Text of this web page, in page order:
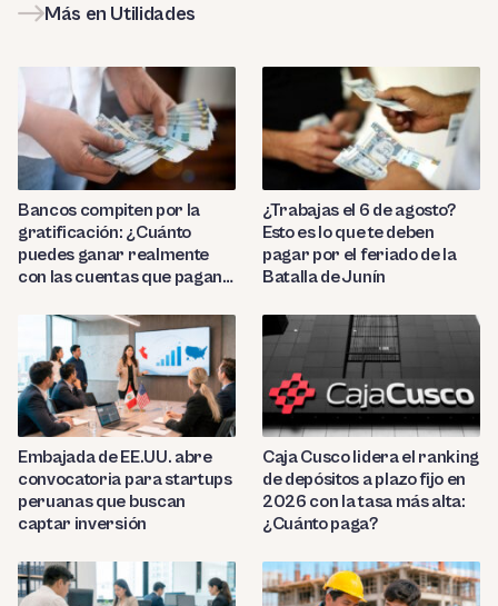
Más en Utilidades
Bancos compiten por la
gratificación: ¿Cuánto
puedes ganar realmente
con las cuentas que pagan
¿Trabajas el 6 de agosto?
Esto es lo que te deben
pagar por el feriado de la
Batalla de Junín
Embajada de EE.UU. abre
convocatoria para startups
peruanas que buscan
captar inversión
Caja Cusco lidera el ranking
de depósitos a plazo fijo en
2026 con la tasa más alta:
¿Cuánto paga?